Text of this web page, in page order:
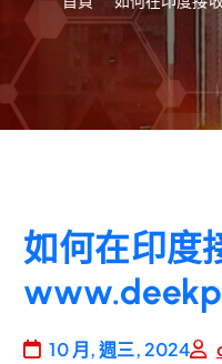
如何在印度
10 月, 週三, 2024